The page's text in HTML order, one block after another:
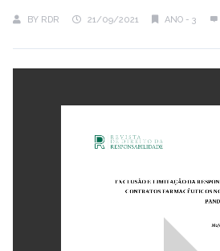
BY RDR 21/09/2021 ANO - 3